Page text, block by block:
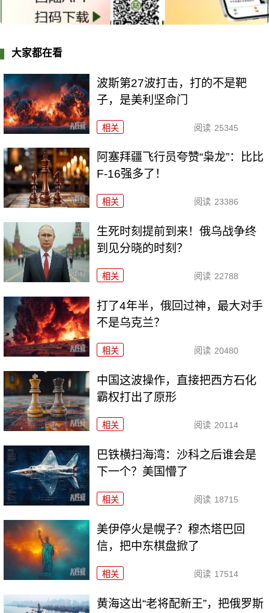
大家都在看
波斯第27波打击，打的不是靶
子，是美利坚命门
相关 阅读 25345
阿塞拜疆飞行员夸赞“枭龙”：比比
F-16强多了！
相关 阅读 23386
生死时刻提前到来！俄乌战争终
到见分晓的时刻？
相关 阅读 22788
打了4年半，俄回过神，最大对手
不是乌克兰？
相关 阅读 20480
中国这波操作，直接把西方石化
霸权打出了原形
相关 阅读 20114
巴铁横扫海湾：沙科之后谁会是
下一个？美国懵了
相关 阅读 18715
美伊停火是幌子？穆杰塔巴回
信，把中东棋盘掀了
相关 阅读 17514
黄海这出“老将配新王”，把俄罗斯